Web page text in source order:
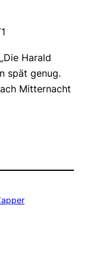
Harald
spät genug.
Mitternacht